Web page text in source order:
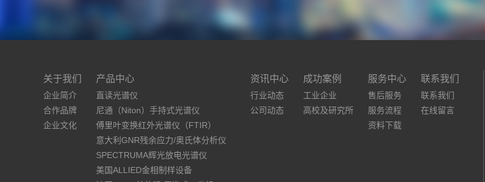
关于我们
企业简介
合作品牌
企业文化
产品中心
直读光谱仪
尼通（Niton）手持式光谱仪
傅里叶变换红外光谱仪（FTIR）
意大利GNR残余应力/奥氏体分析仪
SPECTRUMA辉光放电光谱仪
美国ALLIED金相制样设备
资讯中心
行业动态
公司动态
成功案例
工业企业
高校及研究所
服务中心
售后服务
服务流程
资料下载
联系我们
联系我们
在线留言